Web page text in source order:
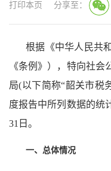
打印本页 分享至：
根据《中华人民共
《条例》），特向社会
局(以下简称“韶关市税
度报告中所列数据的统
31日。
一、总体情况